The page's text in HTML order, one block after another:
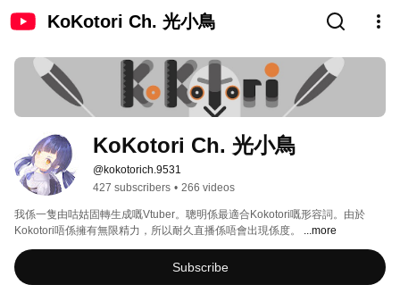
KoKotori Ch. 光小鳥
KoKotori Ch. 光小鳥
@kokotorich.9531
427 subscribers • 266 videos
我係一隻由咕姑固轉生成嘅Vtuber。聰明係最適合Kokotori嘅形容詞。由於
Kokotori唔係擁有無限精力，所以耐久直播係唔會出現係度。 ...more
Subscribe